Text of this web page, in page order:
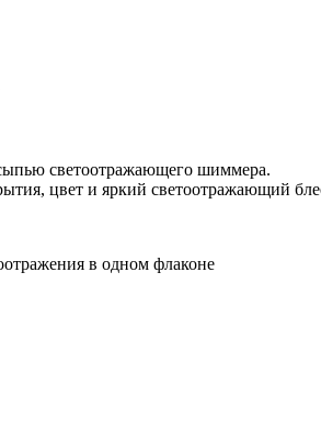
светоотражающего шиммера.
цвет и яркий светоотражающий
в одном флаконе